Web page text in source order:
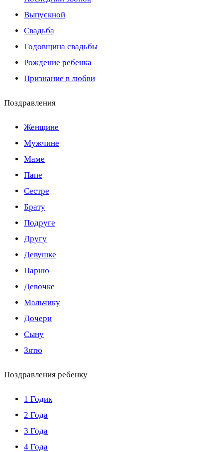
Выпускной
Свадьба
Годовщина свадьбы
Рождение ребенка
Признание в любви
Поздравления
Женщине
Мужчине
Маме
Папе
Сестре
Брату
Подруге
Другу
Девушке
Парню
Девочке
Мальчику
Дочери
Сыну
Зятю
Поздравления ребенку
1 Годик
2 Года
3 Года
4 Года